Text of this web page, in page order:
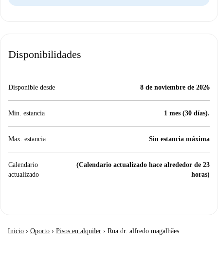
Disponibilidades
Disponible desde 8 de noviembre de 2026
Min. estancia 1 mes (30 días).
Max. estancia Sin estancia máxima
Calendario
actualizado
(Calendario actualizado hace alrededor de 23
horas)
Inicio › Oporto › Pisos en alquiler › Rua dr. alfredo magalhães